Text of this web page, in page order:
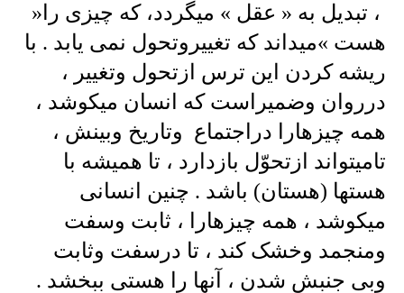
، تبدیل به « عقل » میگردد، که چیزی را«
هست »میداند که تغییروتحول نمی یابد . با
ریشه کردن این ترس ازتحول وتغییر ،
درروان وضمیراست که انسان میکوشد ،
همه چیزهارا دراجتماع وتاریخ وبینش ،
تامیتواند ازتحوّل بازدارد ، تا همیشه با
هستها (هستان) باشد . چنین انسانی
میکوشد ، همه چیزهارا ، ثابت وسفت
ومنجمد وخشک کند ، تا درسفت وثابت
وبی جنبش شدن ، آنها را هستی ببخشد .